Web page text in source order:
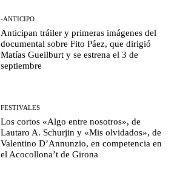
-ANTICIPO
Anticipan tráiler y primeras imágenes del
documental sobre Fito Páez, que dirigió
Matías Gueilburt y se estrena el 3 de
septiembre
FESTIVALES
Los cortos «Algo entre nosotros», de
Lautaro A. Schurjin y «Mis olvidados», de
Valentino D’Annunzio, en competencia en
el Acocollona’t de Girona